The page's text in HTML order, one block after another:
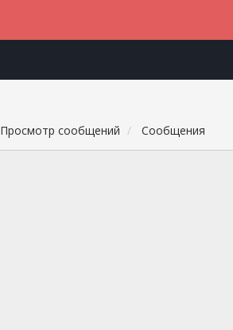
Просмотр сообщений Сообщения